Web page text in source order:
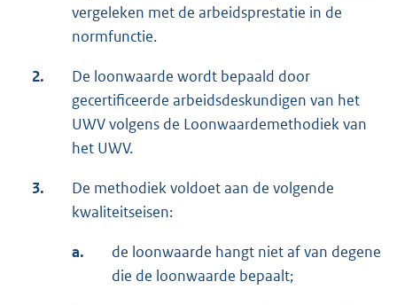
vergeleken met de arbeidsprestatie in de
normfunctie.
2.
De loonwaarde wordt bepaald door
gecertificeerde arbeidsdeskundigen van het
UWV volgens de Loonwaardemethodiek van
het UWV.
3.
De methodiek voldoet aan de volgende
kwaliteitseisen:
a.
de loonwaarde hangt niet af van degene
die de loonwaarde bepaalt;